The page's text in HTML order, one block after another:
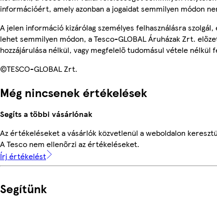
információért, amely azonban a jogaidat semmilyen módon
A jelen információ kizárólag személyes felhasználásra szolgál,
lehet semmilyen módon, a Tesco-GLOBAL Áruházak Zrt.
hozzájárulása nélkül, vagy megfelelő tudomásul vétele nélkül
©TESCO-GLOBAL Zrt.
Még nincsenek értékelések
Segíts a többi vásárlónak
Az értékeléseket a vásárlók közvetlenül a weboldalon
A Tesco nem ellenőrzi az értékeléseket.
Írj értékelést
Segítünk